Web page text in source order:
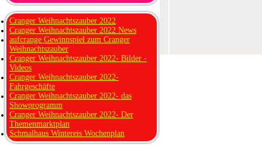
Cranger Weihnachtszauber 2022
Cranger Weihnachtszauber 2022 News
aufcrange Gewinnspiel zum Cranger
Weihnachtszauber
Cranger Weihnachtszauber 2022- Bilder -
Videos
Cranger Weihnachtszauber 2022-
Fahrgeschäfte
Cranger Weihnachtszauber 2022- das
Showprogramm
Cranger Weihnachtszauber 2022- Der
Themenmarktplan
Schmalhaus Wintereis Wochenplan